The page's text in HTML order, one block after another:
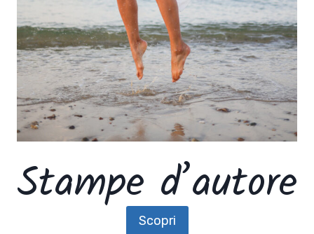
Stampe d’autore
Scopri